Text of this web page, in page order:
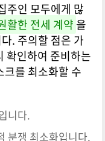
주인 모두에게 많
활한 전세 계약 을
. 주의할 점은 가
확인하여 준비하는
를 최소화할 수
니다.
분쟁 최소화입니다.